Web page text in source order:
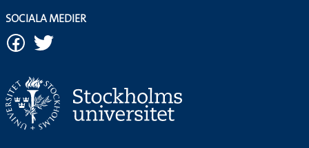
SOCIALA MEDIER